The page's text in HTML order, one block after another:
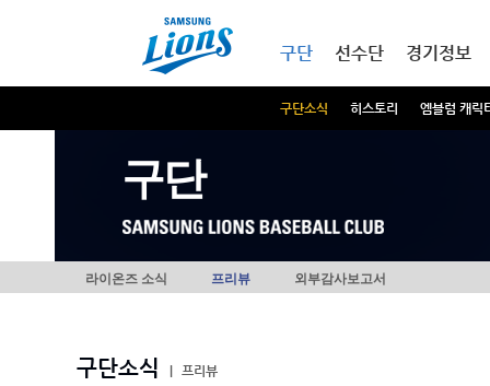
구단
구단소식 히스토리 엠블럼 캐릭
선수단 경기정보
구단
라이온즈 소식 프리뷰 외부감사보고서
구단소식
프리뷰